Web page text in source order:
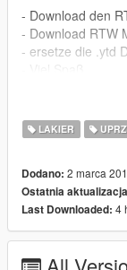
- Download den
- Download RTW
- ersetze die .ytd
hoffe euch gefällt
Pics and More
https://
LAKIER
Dodano: 2 marca
Ostatnia
Last Downloaded: 4